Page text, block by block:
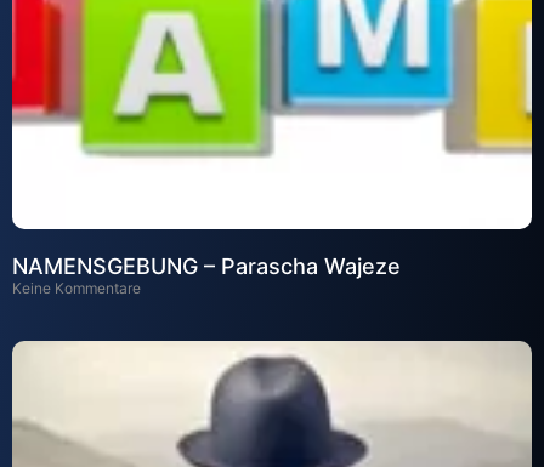
NAMENSGEBUNG – Parascha Wajeze
Keine Kommentare